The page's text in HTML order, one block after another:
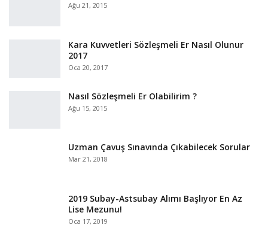
Ağu 21, 2015
Kara Kuvvetleri Sözleşmeli Er Nasıl Olunur
2017
Oca 20, 2017
Nasıl Sözleşmeli Er Olabilirim ?
Ağu 15, 2015
Uzman Çavuş Sınavında Çıkabilecek Sorular
Mar 21, 2018
2019 Subay-Astsubay Alımı Başlıyor En Az
Lise Mezunu!
Oca 17, 2019